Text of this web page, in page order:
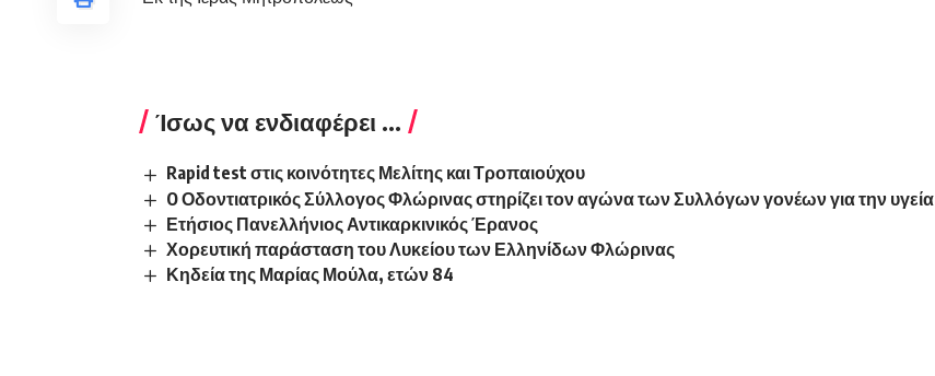
Ίσως να ενδιαφέρει ...
Rapid test στις κοινότητες Μελίτης και Τροπαιούχου
O Οδοντιατρικός Σύλλογος Φλώρινας στηρίζει τον αγώνα των Συλλόγων γονέων για την υγεία
Ετήσιος Πανελλήνιος Αντικαρκινικός Έρανος
Χορευτική παράσταση του Λυκείου των Ελληνίδων Φλώρινας
Κηδεία της Μαρίας Μούλα, ετών 84